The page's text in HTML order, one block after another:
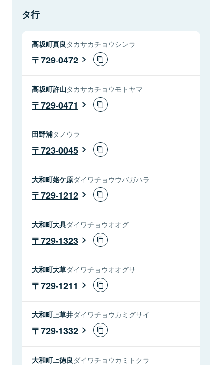
タ行
高坂町真良タカサカチョウシンラ
729-0472
高坂町許山タカサカチョウモトヤマ
729-0471
田野浦タノウラ
723-0045
大和町姥ケ原ダイワチョウウバガハラ
729-1212
大和町大具ダイワチョウオオグ
729-1323
大和町大草ダイワチョウオオグサ
729-1211
大和町上草井ダイワチョウカミグサイ
729-1332
大和町上徳良ダイワチョウカミトクラ